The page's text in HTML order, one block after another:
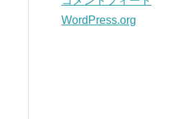
WordPress.org